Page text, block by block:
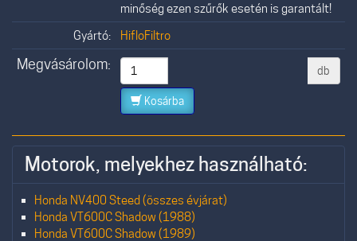
minőség ezen szűrők esetén is garantált!
Gyártó:
HifloFiltro
Megvásárolom: db
Kosárba
Motorok, melyekhez használható:
Honda NV400 Steed (összes évjárat)
Honda VT600C Shadow (1988)
Honda VT600C Shadow (1989)